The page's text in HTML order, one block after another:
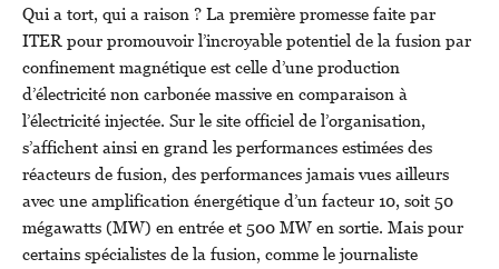
Qui a tort, qui a raison ? La première promesse faite par
ITER pour promouvoir l’incroyable potentiel de la fusion par
confinement magnétique est celle d’une production
d’électricité non carbonée massive en comparaison à
l’électricité injectée. Sur le site officiel de l’organisation,
s’affichent ainsi en grand les performances estimées des
réacteurs de fusion, des performances jamais vues ailleurs
avec une amplification énergétique d’un facteur 10, soit 50
mégawatts (MW) en entrée et 500 MW en sortie. Mais pour
certains spécialistes de la fusion, comme le journaliste